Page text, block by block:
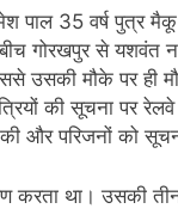
पाल 35 वर्ष पुत्र
गोरखपुर से यशवंत
उसकी मौके पर ही
की सूचना पर
और परिजनों को
करता था। उसकी